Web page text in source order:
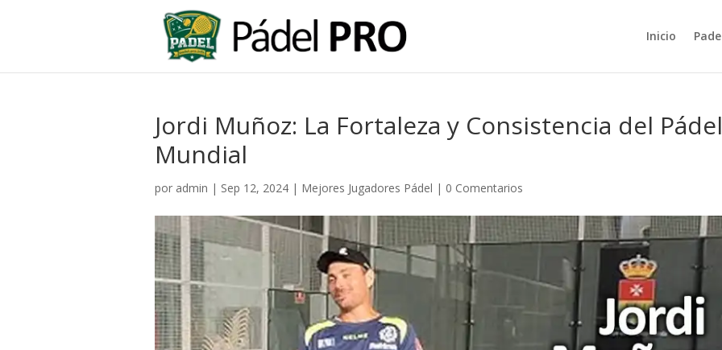
Inicio
Jordi Muñoz: La Fortaleza y Consistencia del Pádel
Mundial
por admin | Sep 12, 2024 | Mejores Jugadores Pádel | 0 Comentarios